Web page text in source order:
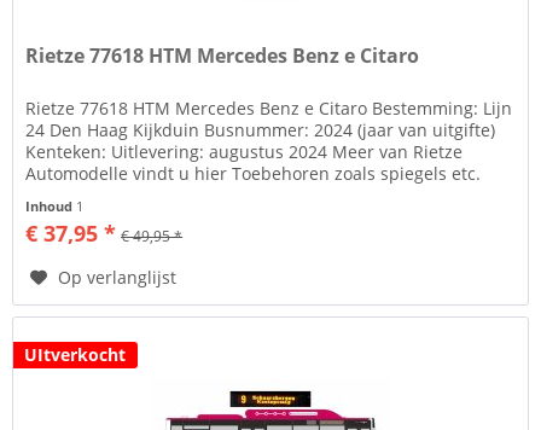
Rietze 77618 HTM Mercedes Benz e Citaro
Rietze 77618 HTM Mercedes Benz e Citaro Bestemming: Lijn
24 Den Haag Kijkduin Busnummer: 2024 (jaar van uitgifte)
Kenteken: Uitlevering: augustus 2024 Meer van Rietze
Automodelle vindt u hier Toebehoren zoals spiegels etc.
Inhoud 1
€ 37,95 * € 49,95 *
Op verlanglijst
UItverkocht